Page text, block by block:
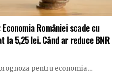
României scade cu
la 5,25 lei. Când ar reduce BNR
pentru economia…